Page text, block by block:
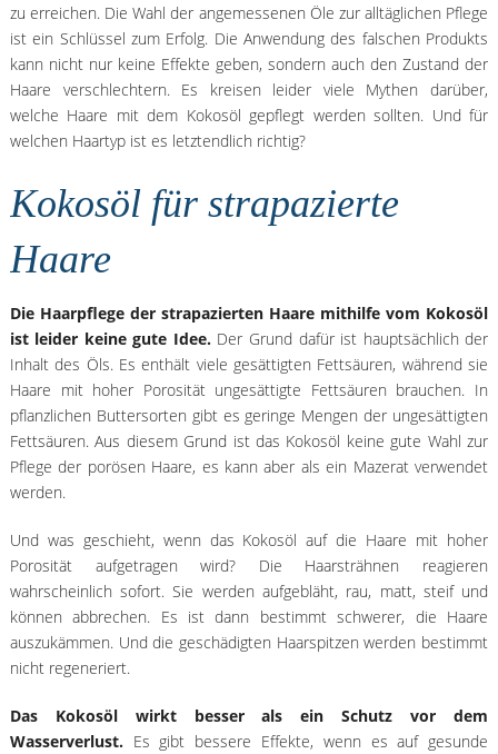
zu erreichen. Die Wahl der angemessenen Öle zur alltäglichen Pflege
ist ein Schlüssel zum Erfolg. Die Anwendung des falschen Produkts
kann nicht nur keine Effekte geben, sondern auch den Zustand der
Haare verschlechtern. Es kreisen leider viele Mythen darüber,
welche Haare mit dem Kokosöl gepflegt werden sollten. Und für
welchen Haartyp ist es letztendlich richtig?
Kokosöl für strapazierte
Haare
Die Haarpflege der strapazierten Haare mithilfe vom Kokosöl
ist leider keine gute Idee.Der Grund dafür ist hauptsächlich der
Inhalt des Öls. Es enthält viele gesättigten Fettsäuren, während sie
Haare mit hoher Porosität ungesättigte Fettsäuren brauchen. In
pflanzlichen Buttersorten gibt es geringe Mengen der ungesättigten
Fettsäuren. Aus diesem Grund ist das Kokosöl keine gute Wahl zur
Pflege der porösen Haare, es kann aber als ein Mazerat verwendet
werden.
Und was geschieht, wenn das Kokosöl auf die Haare mit hoher
Porosität aufgetragen wird? Die Haarsträhnen reagieren
wahrscheinlich sofort. Sie werden aufgebläht, rau, matt, steif und
können abbrechen. Es ist dann bestimmt schwerer, die Haare
auszukämmen. Und die geschädigten Haarspitzen werden bestimmt
nicht regeneriert.
Das Kokosöl wirkt besser als ein Schutz vor dem
Wasserverlust.Es gibt bessere Effekte, wenn es auf gesunde